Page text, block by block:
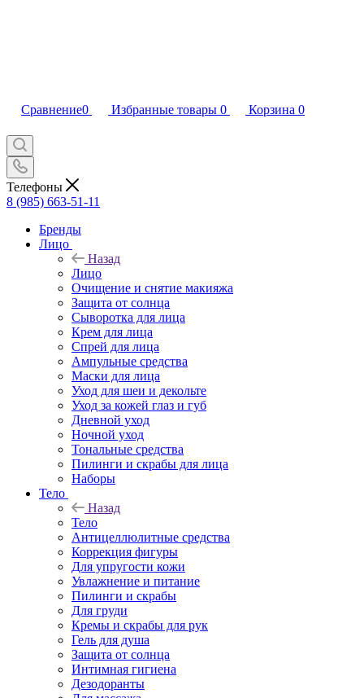
Сравнение0 Избранные товары 0 Корзина 0
Телефоны
8 (985) 663-51-11
Бренды
Лицо
Назад
Лицо
Очищение и снятие макияжа
Защита от солнца
Сыворотка для лица
Крем для лица
Спрей для лица
Ампульные средства
Маски для лица
Уход для шеи и декольте
Уход за кожей глаз и губ
Дневной уход
Ночной уход
Тональные средства
Пилинги и скрабы для лица
Наборы
Тело
Назад
Тело
Антицеллюлитные средства
Коррекция фигуры
Для упругости кожи
Увлажнение и питание
Пилинги и скрабы
Для груди
Кремы и скрабы для рук
Гель для душа
Защита от солнца
Интимная гигиена
Дезодоранты